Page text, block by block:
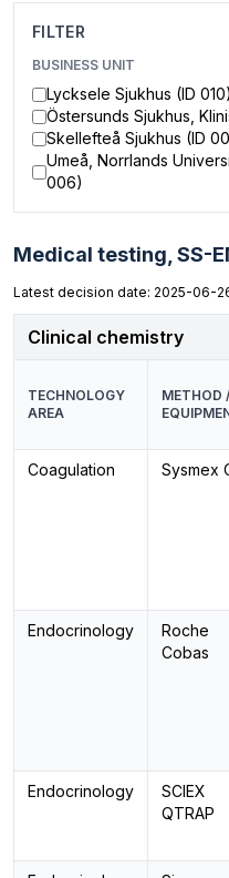
FILTER
BUSINESS UNIT
Lycksele Sjukhus (ID 010)
Östersunds Sjukhus,
Skellefteå Sjukhus (ID
Umeå, Norrlands
006)
Medical testing, SS-
Latest decision date: 2025-06-
Clinical chemistry
TECHNOLOGY
AREA
METHOD
Coagulation Sysmex
Endocrinology
Roche
Cobas
Endocrinology
SCIEX
QTRAP